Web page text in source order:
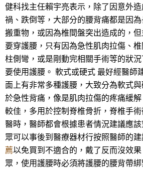
健科找主任賴宇亮表示，除了因意外
禍、跌倒等，大部分的腰背痛都是因
搬重物，或因為椎間盤突出造成的，
要穿護腰，只有因為急性肌肉拉傷、
柱側彎，或是剛動完相關手術等的狀
要使用護腰。 軟式或硬式 最好經醫師
面上有非常多種護腰，大致分為軟式
於急性背痛，像是肌肉拉傷的疼痛緩
較佳，多用於控制脊椎骨折，脊椎手
醫時，醫師都會根據患者情況建議應
眾可以事後到醫療器材行按照醫師的建
薦以免買到不適合的，戴了反而沒效
眾，使用護腰時必須將護腰的腰背帶